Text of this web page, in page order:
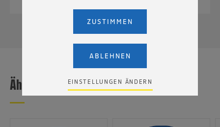
Einstellungen bezüglich YouTube und Vimeo zu ändern,
ein, dass Ihre Daten (IP-Adresse, Zeitstempel, ggf.
Nutzerverhalten auf unserer Webseite) an die Anbieter der
Dienste YouTube und Vimeo in den USA übermittelt und
dort verarbeitet werden. Der EuGH sieht die USA als Land
angemessenen Datenschutzniveau an. Es besteht das
Risiko eines Zugriffs durch US-amerikanische Behörden.
Zudem wissen wir nicht genau, wie die Anbieter der
genannten Dienste Ihre Daten verarbeiten. Weitere
EINSTELLUNGEN ÄNDERN
ABLEHNEN
ZUSTIMMEN
Ähnliche Produkte